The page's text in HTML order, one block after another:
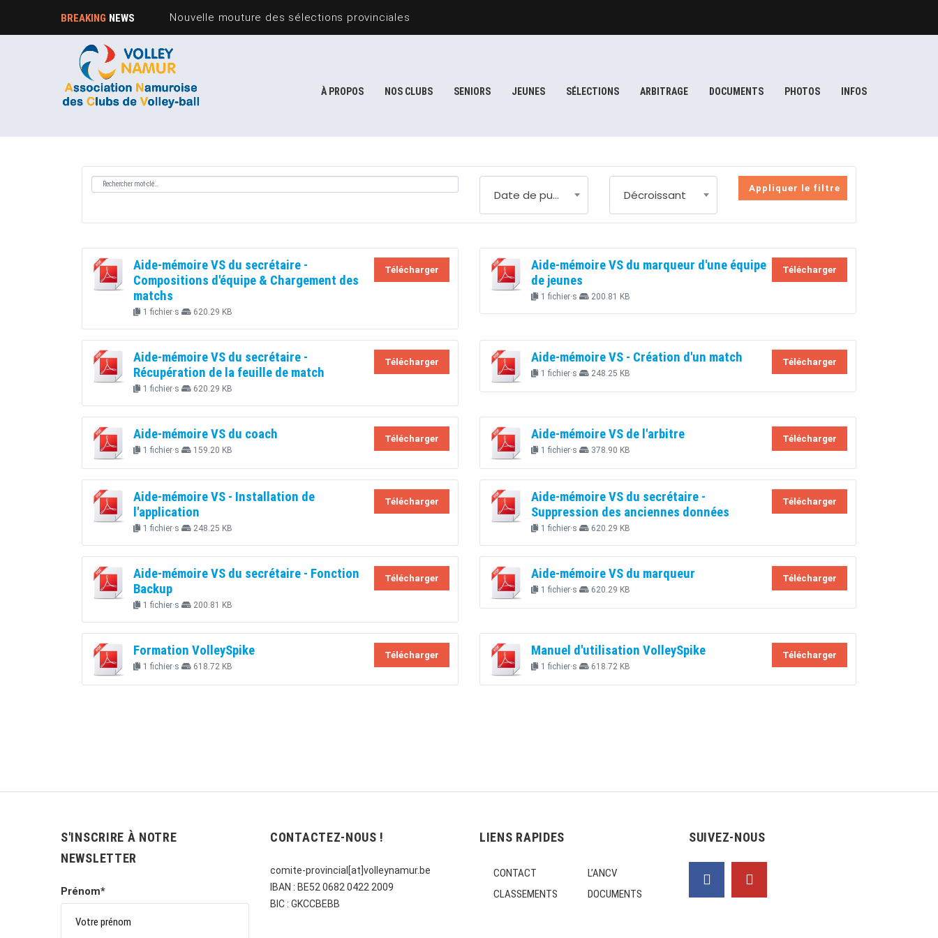
BREAKING NEWS Nouvelle mouture des sélections provinciales
À PROPOS NOS CLUBS SENIORS JEUNES SÉLECTIONS ARBITRAGE DOCUMENTS PHOTOS INFOS
Date de publication Décroissant Appliquer le filtre
Aide-mémoire VS du secrétaire -
Compositions d'équipe & Chargement des
matchs
1 fichier·s 620.29 KB
Télécharger
Aide-mémoire VS du marqueur d'une équipe
de jeunes
1 fichier·s 200.81 KB
Télécharger
Aide-mémoire VS du secrétaire -
Récupération de la feuille de match
1 fichier·s 620.29 KB
Télécharger Aide-mémoire VS - Création d'un match
1 fichier·s 248.25 KB
Télécharger
Aide-mémoire VS du coach
1 fichier·s 159.20 KB
Télécharger Aide-mémoire VS de l'arbitre
1 fichier·s 378.90 KB
Télécharger
Aide-mémoire VS - Installation de
l'application
1 fichier·s 248.25 KB
Télécharger
Aide-mémoire VS du secrétaire -
Suppression des anciennes données
1 fichier·s 620.29 KB
Télécharger
Aide-mémoire VS du secrétaire - Fonction
Backup
1 fichier·s 200.81 KB
Télécharger Aide-mémoire VS du marqueur
1 fichier·s 620.29 KB
Télécharger
Formation VolleySpike
1 fichier·s 618.72 KB
Télécharger Manuel d'utilisation VolleySpike
1 fichier·s 618.72 KB
Télécharger
S'INSCRIRE À NOTRE
NEWSLETTER
Prénom*
CONTACTEZ-NOUS !
comite-provincial[at]volleynamur.be
IBAN : BE52 0682 0422 2009
BIC : GKCCBEBB
LIENS RAPIDES
CONTACT
L’ANCV
CLASSEMENTS
DOCUMENTS
SUIVEZ-NOUS